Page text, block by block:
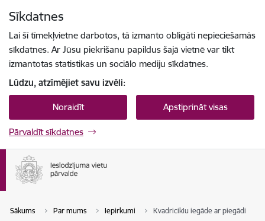
Sīkdatnes
Lai šī tīmekļvietne darbotos, tā izmanto obligāti nepieciešamās
sīkdatnes. Ar Jūsu piekrišanu papildus šajā vietnē var tikt
izmantotas statistikas un sociālo mediju sīkdatnes.
Lūdzu, atzīmējiet savu izvēli:
Noraidīt Apstiprināt visas
Pārvaldīt sīkdatnes
Sākums Par mums Iepirkumi Kvadriciklu iegāde ar piegādi